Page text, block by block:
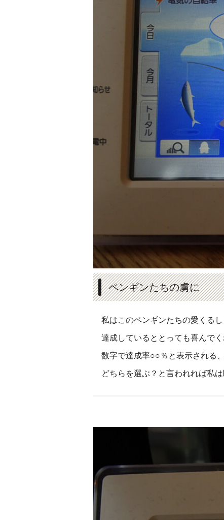
ペンギンたちの虜に
私はこのペンギンたちの愛くる
達成しているととっても喜んでく
数字で達成率○○％と表示される
どちらを選ぶ？と言われれば私